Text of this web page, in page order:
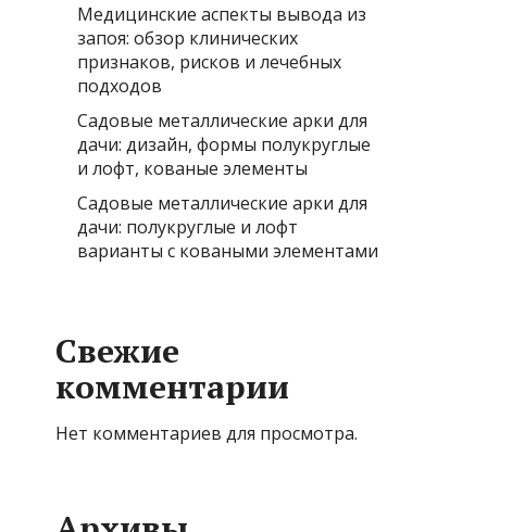
Медицинские аспекты вывода из
запоя: обзор клинических
признаков, рисков и лечебных
подходов
Садовые металлические арки для
дачи: дизайн, формы полукруглые
и лофт, кованые элементы
Садовые металлические арки для
дачи: полукруглые и лофт
варианты с коваными элементами
Свежие
комментарии
Нет комментариев для просмотра.